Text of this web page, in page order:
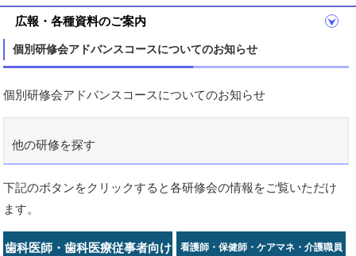
広報・各種資料のご案内
個別研修会アドバンスコースについてのお知らせ
個別研修会アドバンスコースについてのお知らせ
他の研修を探す
下記のボタンをクリックすると各研修会の情報をご覧いただけ
ます。
歯科医師・歯科医療従事者向け
看護師・保健師・ケアマネ・介護職員